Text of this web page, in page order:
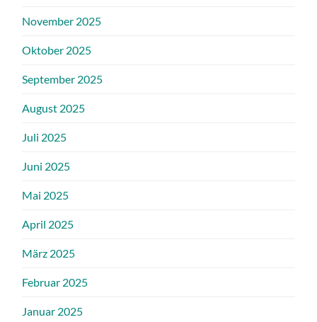
November 2025
Oktober 2025
September 2025
August 2025
Juli 2025
Juni 2025
Mai 2025
April 2025
März 2025
Februar 2025
Januar 2025